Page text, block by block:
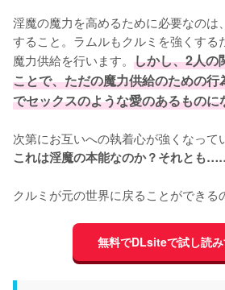
淫魔の魔力を高めるために必要なのは
すること。ラムルもクルミを強くする
魔力供給を行います。 しかし、2人の
ことで、ただの魔力供給のための
でセックスのような愛のあるもの
次第にお互いへの執着心が強くなって
これは淫魔の本能なのか？それとも
クルミが元の世界に戻ることができる
無料でDLsiteで試し読